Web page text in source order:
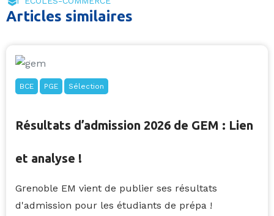
Articles similaires
BCE PGE Sélection
Résultats d’admission 2026 de GEM : Lien
et analyse !
Grenoble EM vient de publier ses résultats
d'admission pour les étudiants de prépa !